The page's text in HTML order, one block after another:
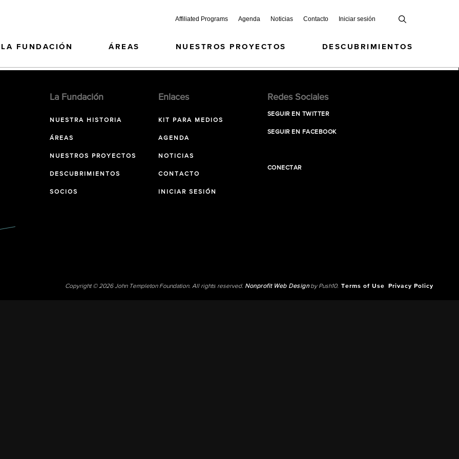
Affiliated Programs Agenda Noticias Contacto Iniciar sesión
LA FUNDACIÓN ÁREAS NUESTROS PROYECTOS DESCUBRIMIENTOS
La Fundación
NUESTRA HISTORIA
ÁREAS
NUESTROS PROYECTOS
DESCUBRIMIENTOS
SOCIOS
Enlaces
KIT PARA MEDIOS
AGENDA
NOTICIAS
CONTACTO
INICIAR SESIÓN
Redes Sociales
SEGUIR EN TWITTER
SEGUIR EN FACEBOOK
CONECTAR
Copyright © 2026 John Templeton Foundation. All rights reserved. Nonprofit Web Designby Push10. Terms of Use Privacy Policy